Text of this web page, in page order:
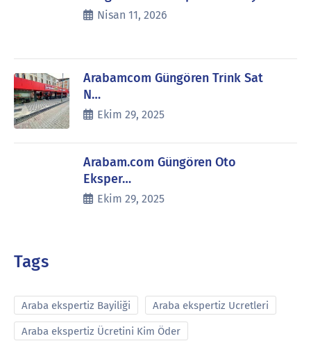
Nisan 11, 2026
Arabamcom Güngören Trink Sat
N…
Ekim 29, 2025
Arabam.com Güngören Oto
Eksper…
Ekim 29, 2025
Tags
Araba ekspertiz Bayiliği Araba ekspertiz Ucretleri
Araba ekspertiz Ücretini Kim Öder